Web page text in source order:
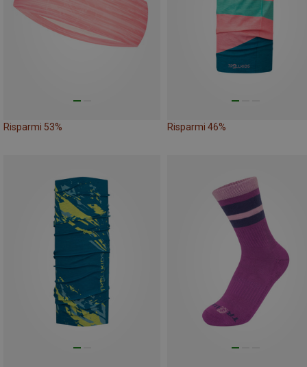
Risparmi 53% Risparmi 46%